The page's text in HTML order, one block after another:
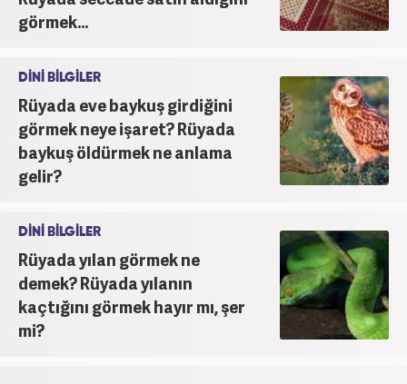
görmek...
DİNİ BİLGİLER
Rüyada eve baykuş girdiğini
görmek neye işaret? Rüyada
baykuş öldürmek ne anlama
gelir?
DİNİ BİLGİLER
Rüyada yılan görmek ne
demek? Rüyada yılanın
kaçtığını görmek hayır mı, şer
mi?